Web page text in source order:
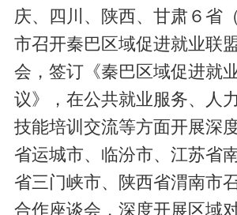
庆、四川、陕西、甘肃６省
市召开秦巴区域促进就业联
会，签订《秦巴区域促进就
议》，在公共就业服务、人
技能培训交流等方面开展深
省运城市、临汾市、江苏省
省三门峡市、陕西省渭南市
合作座谈会，深度开展区域